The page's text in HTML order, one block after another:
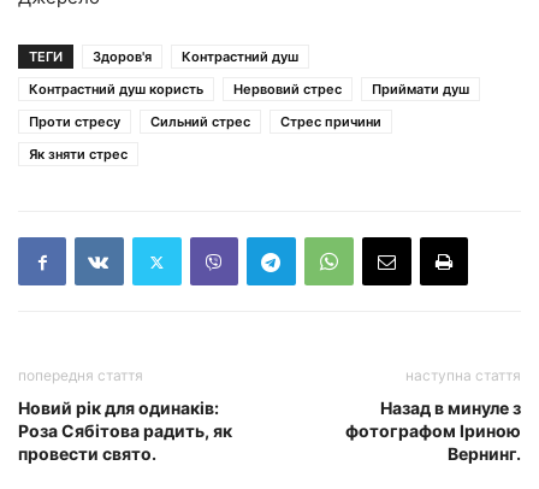
ТЕГИ Здоров'я
Контрастний душ
Контрастний душ користь
Нервовий стрес
Приймати душ
Проти стресу
Сильний стрес
Стрес причини
Як зняти стрес
попередня стаття
Новий рік для одинаків:
Роза Сябітова радить, як
провести свято.
наступна стаття
Назад в минуле з
фотографом Іриною
Вернинг.